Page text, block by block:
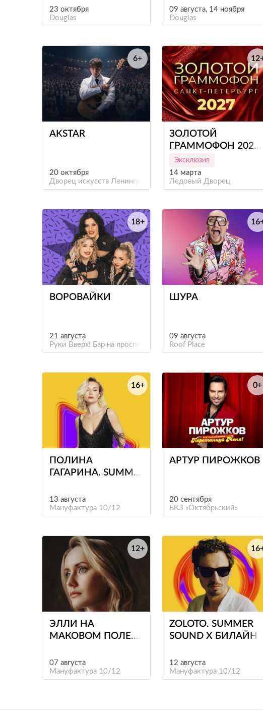
23 октября
Douglas
09 августа, 14 ноября
Douglas
е
AKSTAR
20 октября
Дворец искусств Ленинградской области
6+
е
ЗОЛОТОЙ
ГРАММОФОН 2027
(САНКТ-ПЕТЕРБУРГ)
Эксклюзив
14 марта
Ледовый Дворец
е
ВОРОВАЙКИ
21 августа
Руки Вверх! Бар на проспекте Культуры
18+
е
ШУРА
09 августа
Roof Place
е
ПОЛИНА
ГАГАРИНА. SUMMER
13 августа
Мануфактура 10/12
16+
е
АРТУР ПИРОЖКОВ
20 сентября
БКЗ «Октябрьский»
0+
е
ЭЛЛИ НА
МАКОВОМ ПОЛЕ.
БИЛАЙН
07 августа
Мануфактура 10/12
12+
е
ZOLOTO. SUMMER
SOUND Х БИЛАЙН
12 августа
Мануфактура 10/12